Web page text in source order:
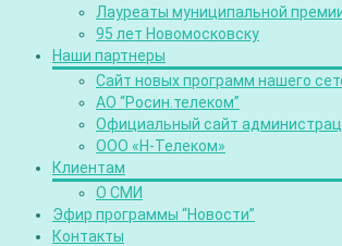
Лауреаты муниципальной
95 лет Новомосковску
Наши партнеры
Сайт новых программ нашего
АО “Росин.телеком”
Официальный сайт
ООО «Н-Телеком»
Клиентам
О СМИ
Эфир программы “Новости”
Контакты